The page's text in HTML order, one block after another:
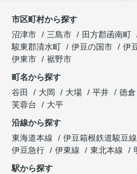
市区町村から探す
沼津市
三島市 田方郡函南町
駿東郡清水町
伊豆の国市 伊
伊東市
裾野市
町名から探す
谷田
大岡 大場 平井 徳倉
芙蓉台
大平
沿線から探す
東海道本線
伊豆箱根鉄道駿豆線
伊豆急行
伊東線 東北本線
駅から探す